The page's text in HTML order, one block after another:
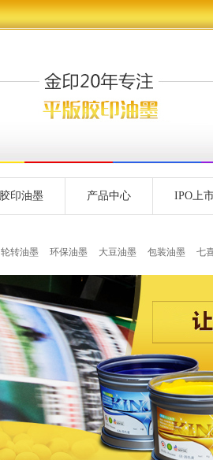
胶印油墨 产品中心 IPO上
转油墨 环保油墨 大豆油墨 包装油墨 七